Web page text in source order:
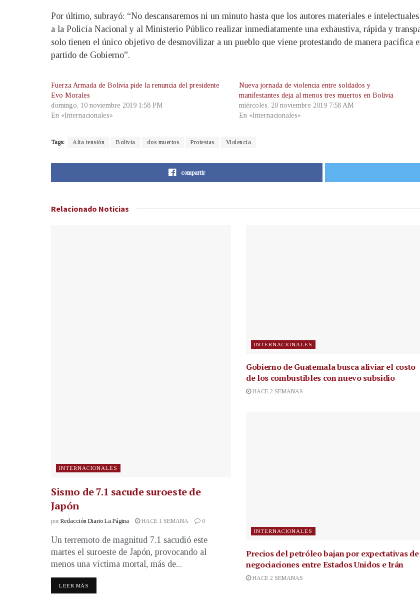
Por último, subrayó: “No descansaremos ni un minuto hasta que los autores materiales e
a la Policía Nacional y al Ministerio Público realizar inmediatamente una exhaustiva, rápida y
solo tienen el único objetivo de desmovilizar a un pueblo que viene protestando de manera pacífica
partido de Gobierno”.
Fuerza Armada de Bolivia pide la renuncia del presidente
Evo Morales
domingo, 10 noviembre 2019 1:58 PM
En «Internacionales»
Nueva jornada de violencia entre soldados y
manifestantes deja al menos tres muertos en Bolivia
miércoles, 20 noviembre 2019 7:58 AM
En «Internacionales»
Tags: Alta tensión Bolivia dos muertos Protestas Violencia
compartir
Relacionado Noticias
INTERNACIONALES
Sismo de 7.1 sacude suroeste de
Japón
por Redacción Diario La Página HACE 1 SEMANA 0
Un terremoto de magnitud 7.1 sacudió este
martes el suroeste de Japón, provocando al
menos una víctima mortal, más de...
LEER MÁS
INTERNACIONALES
Gobierno de Guatemala busca aliviar el costo
de los combustibles con nuevo subsidio
HACE 2 SEMANAS
INTERNACIONALES
Precios del petróleo bajan por expectativas de
negociaciones entre Estados Unidos e Irán
HACE 2 SEMANAS